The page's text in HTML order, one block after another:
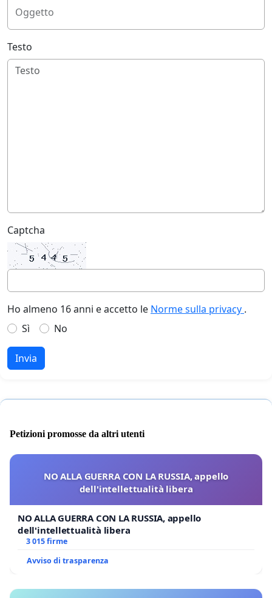
Oggetto
Testo
Captcha
Ho almeno 16 anni e accetto le Norme sulla privacy .
Sì
No
Invia
Petizioni promosse da altri utenti
NO ALLA GUERRA CON LA RUSSIA, appello
dell'intellettualità libera
NO ALLA GUERRA CON LA RUSSIA, appello
dell'intellettualità libera
3 015 firme
Avviso di trasparenza